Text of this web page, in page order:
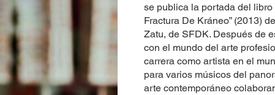
se publica la portada del libro
Fractura De Kráneo” (2013)
Zatu, de SFDK. Después de
con el mundo del arte
carrera como artista en el
para varios músicos del
arte contemporáneo